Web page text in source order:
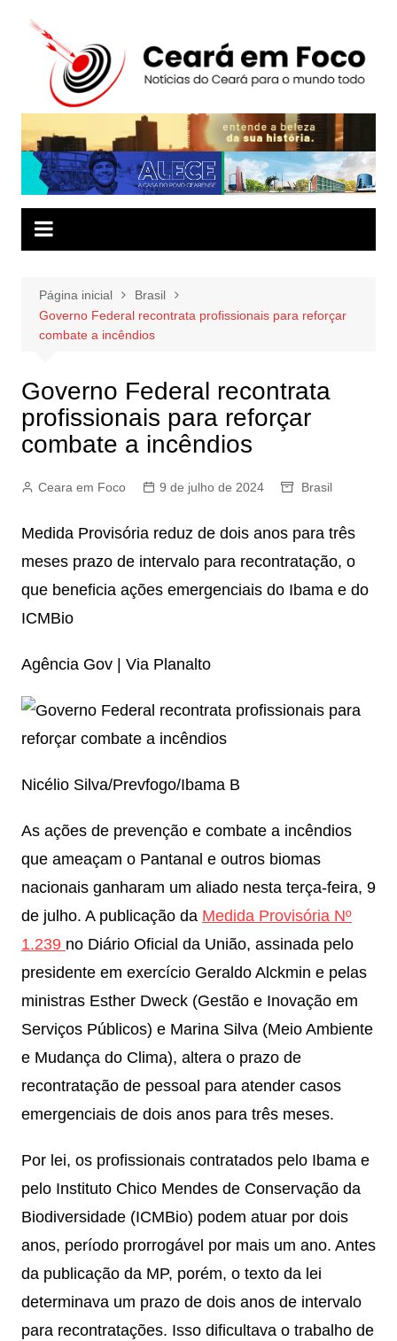
conteúdo
Página inicial
Brasil
Governo Federal recontrata profissionais para reforçar
combate a incêndios
Governo Federal recontrata
profissionais para reforçar
combate a incêndios
Ceara em Foco 9 de julho de 2024 Brasil
Medida Provisória reduz de dois anos para três
meses prazo de intervalo para recontratação, o
que beneficia ações emergenciais do Ibama e do
ICMBio
Agência Gov | Via Planalto
Nicélio Silva/Prevfogo/Ibama B
As ações de prevenção e combate a incêndios
que ameaçam o Pantanal e outros biomas
nacionais ganharam um aliado nesta terça-feira, 9
de julho. A publicação da Medida Provisória Nº
1.239 no Diário Oficial da União, assinada pelo
presidente em exercício Geraldo Alckmin e pelas
ministras Esther Dweck (Gestão e Inovação em
Serviços Públicos) e Marina Silva (Meio Ambiente
e Mudança do Clima), altera o prazo de
recontratação de pessoal para atender casos
emergenciais de dois anos para três meses.
Por lei, os profissionais contratados pelo Ibama e
pelo Instituto Chico Mendes de Conservação da
Biodiversidade (ICMBio) podem atuar por dois
anos, período prorrogável por mais um ano. Antes
da publicação da MP, porém, o texto da lei
determinava um prazo de dois anos de intervalo
para recontratações. Isso dificultava o trabalho de